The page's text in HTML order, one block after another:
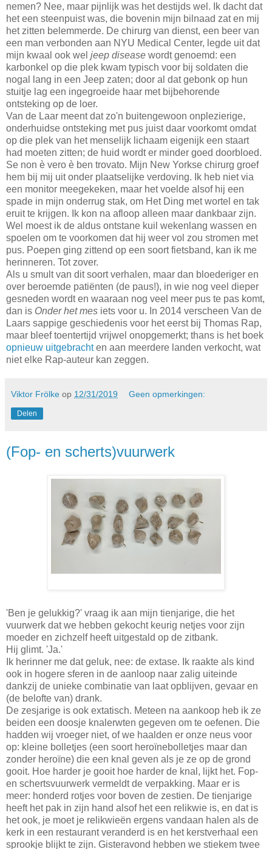
nemen? Nee, maar pijnlijk was het destijds wel. Ik dacht dat
het een steenpuist was, die bovenin mijn bilnaad zat en mij
het zitten belemmerde. De chirurg van dienst, een beer van
een man verbonden aan NYU Medical Center, legde uit dat
mijn kwaal ook wel jeep disease wordt genoemd: een
karbonkel op die plek kwam typisch voor bij soldaten die
nogal lang in een Jeep zaten; door al dat gebonk op hun
stuitje lag een ingegroeide haar met bijbehorende
ontsteking op de loer.
Van de Laar meent dat zo'n buitengewoon onplezierige,
onderhuidse ontsteking met pus juist daar voorkomt omdat
op die plek van het menselijk lichaam eigenijk een staart
had moeten zitten; de huid wordt er minder goed doorbloed.
Se non è vero è ben trovato. Mijn New Yorkse chirurg groef
hem bij mij uit onder plaatselijke verdoving. Ik heb niet via
een monitor meegekeken, maar het voelde alsof hij een
spade in mijn onderrug stak, om Het Ding met wortel en tak
eruit te krijgen. Ik kon na afloop alleen maar dankbaar zijn.
Wel moest ik de aldus ontstane kuil wekenlang wassen en
spoelen om te voorkomen dat hij weer vol zou stromen met
pus. Poepen ging zittend op een soort fietsband, kan ik me
herinneren. Tot zover.
Als u smult van dit soort verhalen, maar dan bloederiger en
over beroemde patiënten (de paus!), in wie nog veel dieper
gesneden wordt en waaraan nog veel meer pus te pas komt,
dan is Onder het mes iets voor u. In 2014 verscheen Van de
Laars sappige geschiedenis voor het eerst bij Thomas Rap,
maar bleef toentertijd vrijwel onopgemerkt; thans is het boek
opnieuw uitgebrachten aan meerdere landen verkocht, wat
niet elke Rap-auteur kan zeggen.
Viktor Frölke op 12/31/2019 Geen opmerkingen:
Delen
(Fop- en scherts)vuurwerk
'Ben je gelukkig?' vraag ik aan mijn tienjarige, die het
vuurwerk dat we hebben gekocht keurig netjes voor zijn
moeder en zichzelf heeft uitgestald op de zitbank.
Hij glimt. 'Ja.'
Ik herinner me dat geluk, nee: de extase. Ik raakte als kind
ook in hogere sferen in de aanloop naar zalig uiteinde
dankzij de unieke combinatie van laat opblijven, gevaar en
(de belofte van) drank.
De zesjarige is ook extatisch. Meteen na aankoop heb ik ze
beiden een doosje knalerwten gegeven om te oefenen. Die
hadden wij vroeger niet, of we haalden er onze neus voor
op: kleine bolletjes (een soort heroïnebolletjes maar dan
zonder heroïne) die een knal geven als je ze op de grond
gooit. Hoe harder je gooit hoe harder de knal, lijkt het. Fop-
en schertsvuurwerk vermeldt de verpakking. Maar er is
meer: honderd rotjes voor boven de zestien. De tienjarige
heeft het pak in zijn hand alsof het een relikwie is, en dat is
het ook, je moet je relikwieën ergens vandaan halen als de
kerk in een restaurant veranderd is en het kerstverhaal een
sprookje blijkt te zijn. Gisteravond hebben we stiekem twee